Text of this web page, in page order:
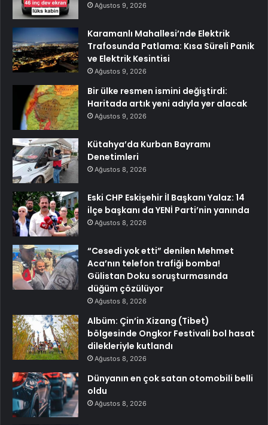
Ağustos 9, 2026
Karamanlı Mahallesi’nde Elektrik
Trafosunda Patlama: Kısa Süreli Panik
ve Elektrik Kesintisi
Ağustos 9, 2026
Bir ülke resmen ismini değiştirdi:
Haritada artık yeni adıyla yer alacak
Ağustos 9, 2026
Kütahya’da Kurban Bayramı
Denetimleri
Ağustos 8, 2026
Eski CHP Eskişehir İl Başkanı Yalaz: 14
ilçe başkanı da YENİ Parti’nin yanında
Ağustos 8, 2026
“Cesedi yok etti” denilen Mehmet
Aca’nın telefon trafiği bomba!
Gülistan Doku soruşturmasında
düğüm çözülüyor
Ağustos 8, 2026
Albüm: Çin’in Xizang (Tibet)
bölgesinde Ongkor Festivali bol hasat
dilekleriyle kutlandı
Ağustos 8, 2026
Dünyanın en çok satan otomobili belli
oldu
Ağustos 8, 2026